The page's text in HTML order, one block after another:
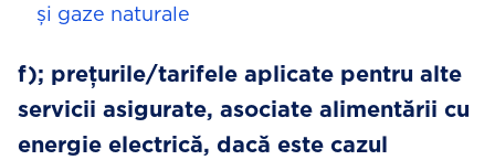
și gaze naturale
f); prețurile/tarifele aplicate pentru alte
servicii asigurate, asociate alimentării cu
energie electrică, dacă este cazul